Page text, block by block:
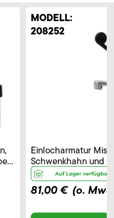
MODELL:
208252
Einlocharmatur
Schwenkhahn und
Bedienhebel,
81,00 € (o.